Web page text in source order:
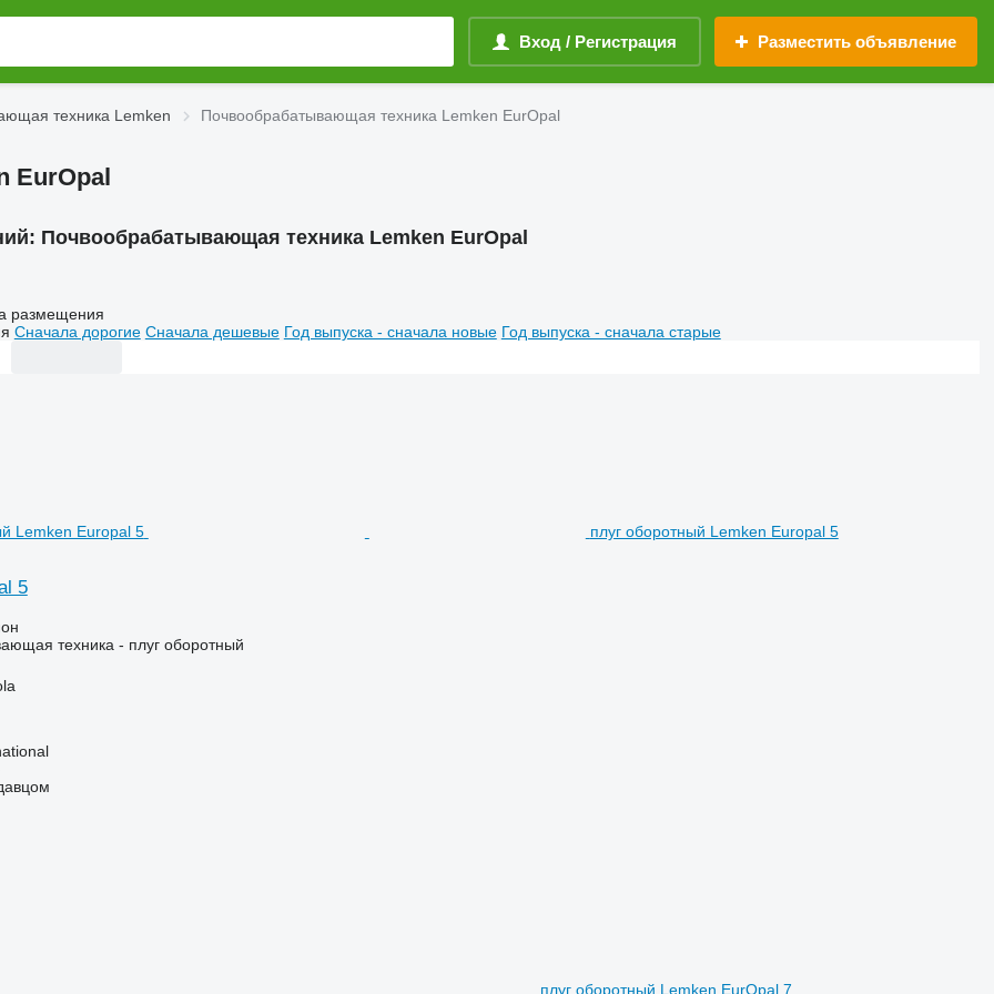
Вход / Регистрация Разместить объявление
техника Lemken Почвообрабатывающая техника Lemken EurOpal
EurOpal
Почвообрабатывающая техника Lemken EurOpal
размещения
Сначала дорогие Сначала дешевые Год выпуска - сначала новые Год выпуска - сначала старые
плуг оборотный Lemken Europal 5
5
техника - плуг оборотный
плуг оборотный Lemken EurOpal 7